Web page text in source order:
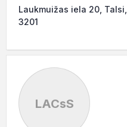
Laukmuižas iela 20,
3201
LACsS